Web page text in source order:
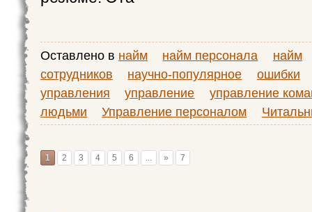
Оставлено в найм найм персонала
найм
сотрудников
научно-популярное
ошибки
управления
управление
управление
людьми
Управление персоналом
1 2 3 4 5 6 ... » 7